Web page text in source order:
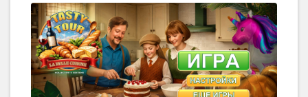
ГОЛОВОЛОМКИ
БИЗНЕС
ТРИ-В-РЯД
СТРАТЕГИИ